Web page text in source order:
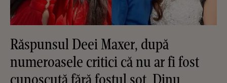
Răspunsul Deei Maxer, după
numeroasele critici că nu ar fi fost
cunoscută fără fostul soț, Dinu